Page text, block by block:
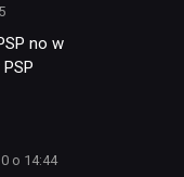
no w
o 14:44